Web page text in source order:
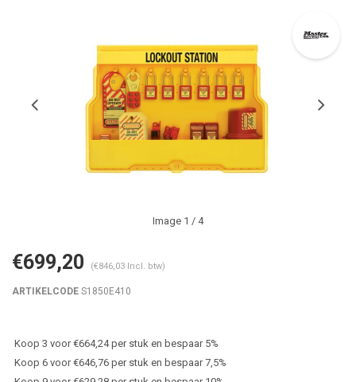
Image 1 / 4
€699,20 (€846,03 Incl. btw)
ARTIKELCODE S1850E410
Koop 3 voor €664,24 per stuk en bespaar 5%
Koop 6 voor €646,76 per stuk en bespaar 7,5%